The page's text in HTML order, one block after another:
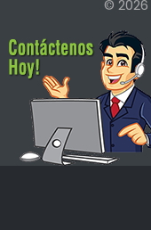
© 2026